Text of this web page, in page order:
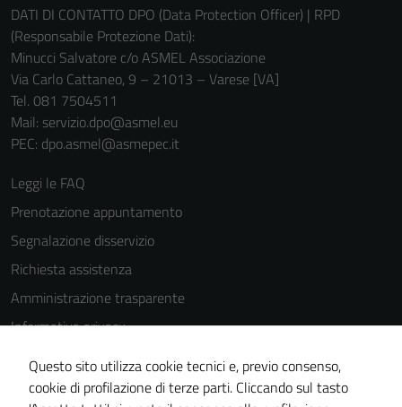
DATI DI CONTATTO DPO (Data Protection Officer) | RPD
(Responsabile Protezione Dati):
Minucci Salvatore c/o ASMEL Associazione
Via Carlo Cattaneo, 9 – 21013 – Varese [VA]
Tel. 081 7504511
Mail: servizio.dpo@asmel.eu
PEC: dpo.asmel@asmepec.it
Leggi le FAQ
Prenotazione appuntamento
Segnalazione disservizio
Richiesta assistenza
Amministrazione trasparente
Informativa privacy
Cookie Policy
Note legali
Questo sito utilizza cookie tecnici e, previo consenso,
cookie di profilazione di terze parti. Cliccando sul tasto
per il
del sito e non
possono